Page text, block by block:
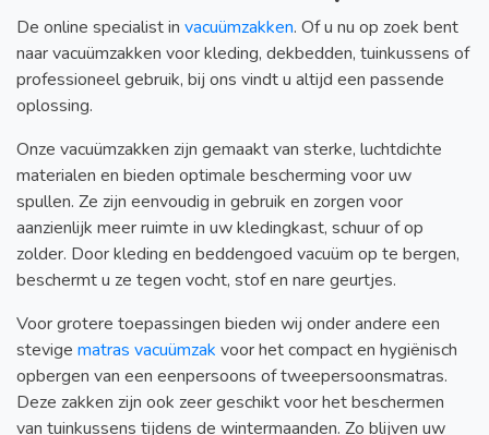
De online specialist in vacuümzakken. Of u nu op zoek bent
naar vacuümzakken voor kleding, dekbedden, tuinkussens of
professioneel gebruik, bij ons vindt u altijd een passende
oplossing.
Onze vacuümzakken zijn gemaakt van sterke, luchtdichte
materialen en bieden optimale bescherming voor uw
spullen. Ze zijn eenvoudig in gebruik en zorgen voor
aanzienlijk meer ruimte in uw kledingkast, schuur of op
zolder. Door kleding en beddengoed vacuüm op te bergen,
beschermt u ze tegen vocht, stof en nare geurtjes.
Voor grotere toepassingen bieden wij onder andere een
stevige matras vacuümzak voor het compact en hygiënisch
opbergen van een eenpersoons of tweepersoonsmatras.
Deze zakken zijn ook zeer geschikt voor het beschermen
van tuinkussens tijdens de wintermaanden. Zo blijven uw